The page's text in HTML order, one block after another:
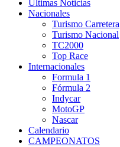
Últimas Noticias
Nacionales
Turismo Carretera
Turismo Nacional
TC2000
Top Race
Internacionales
Formula 1
Fórmula 2
Indycar
MotoGP
Nascar
Calendario
CAMPEONATOS